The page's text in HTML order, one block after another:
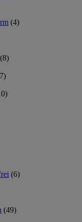
(4)
(8)
(6)
(49)